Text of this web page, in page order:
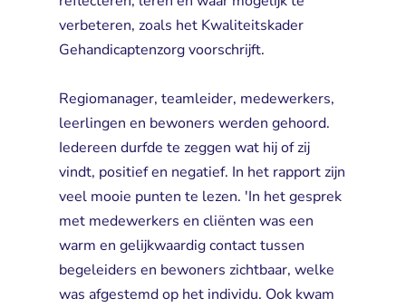
verbeteren, zoals het Kwaliteitskader
Gehandicaptenzorg voorschrijft.
Regiomanager, teamleider, medewerkers,
leerlingen en bewoners werden gehoord.
Iedereen durfde te zeggen wat hij of zij
vindt, positief en negatief. In het rapport zijn
veel mooie punten te lezen. 'In het gesprek
met medewerkers en cliënten was een
warm en gelijkwaardig contact tussen
begeleiders en bewoners zichtbaar, welke
was afgestemd op het individu. Ook kwam